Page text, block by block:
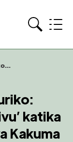
katika
Kakuma